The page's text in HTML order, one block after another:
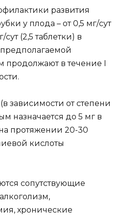
развития
у плода – от 0,5 мг/сут
сут (2,5 таблетки) в
продолжают в течение I
зависимости от степени
назначается до 5 мг в
протяжении 20-30
кислоты
сопутствующие
хронические